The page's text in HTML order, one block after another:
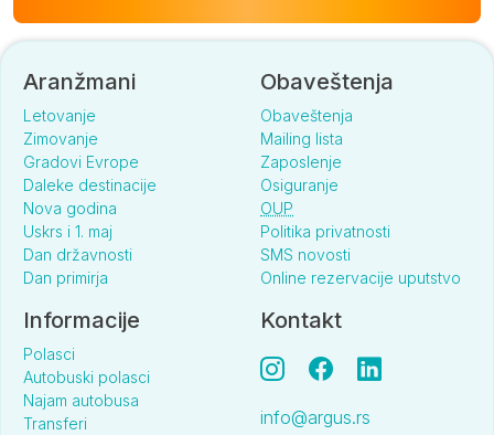
Aranžmani
Letovanje
Zimovanje
Gradovi Evrope
Daleke destinacije
Nova godina
Uskrs i 1. maj
Dan državnosti
Dan primirja
Obaveštenja
Obaveštenja
Mailing lista
Zaposlenje
Osiguranje
OUP
Politika privatnosti
SMS novosti
Online rezervacije uputstvo
Informacije
Polasci
Autobuski polasci
Najam autobusa
Transferi
Kontakt
info@argus.rs